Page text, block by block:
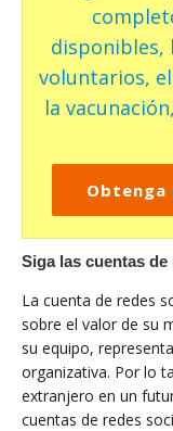
disponibles,
voluntarios,
la
Obtenga
Siga las cuentas
La cuenta de redes
sobre el valor de su
su equipo,
organizativa. Por lo
extranjero en un
cuentas de redes